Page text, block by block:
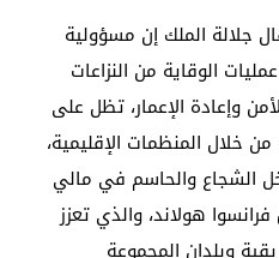
جلالة الملك إن مسؤولية
الوقاية من النزاعات
وإعادة الإعمار، تظل على
من خلال المنظمات الإقليمية،
الشجاع والحاسم في مالي
هولاند، والذي تعزز
وبلدان المجموعة